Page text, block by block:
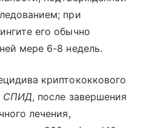
при
его обычно
мере 6-8 недель.
криптококкового
СПИД, после завершения
лечения,